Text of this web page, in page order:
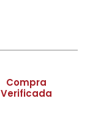
Compra
Verificada